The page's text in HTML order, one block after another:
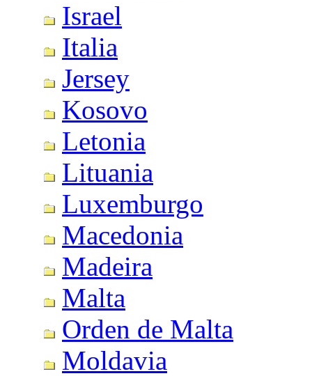
Israel
Italia
Jersey
Kosovo
Letonia
Lituania
Luxemburgo
Macedonia
Madeira
Malta
Orden de Malta
Moldavia